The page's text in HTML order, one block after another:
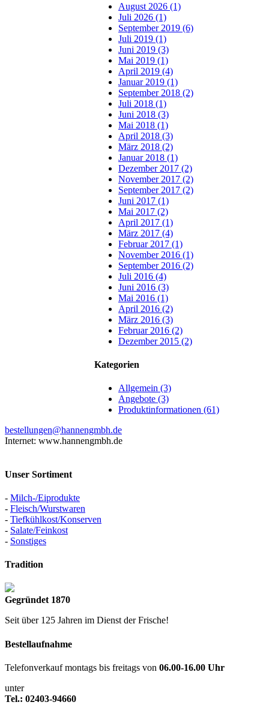
August 2026 (1)
Juli 2026 (1)
September 2019 (6)
Juli 2019 (1)
Juni 2019 (3)
Mai 2019 (1)
April 2019 (4)
Januar 2019 (1)
September 2018 (2)
Juli 2018 (1)
Juni 2018 (3)
Mai 2018 (1)
April 2018 (3)
März 2018 (2)
Januar 2018 (1)
Dezember 2017 (2)
November 2017 (2)
September 2017 (2)
Juni 2017 (1)
Mai 2017 (2)
April 2017 (1)
März 2017 (4)
Februar 2017 (1)
November 2016 (1)
September 2016 (2)
Juli 2016 (4)
Juni 2016 (3)
Mai 2016 (1)
April 2016 (2)
März 2016 (3)
Februar 2016 (2)
Dezember 2015 (2)
Kategorien
Allgemein (3)
Angebote (3)
Produktinformationen (61)
bestellungen@hannengmbh.de
Internet: www.hannengmbh.de
Unser Sortiment
- Milch-/Eiprodukte
- Fleisch/Wurstwaren
- Tiefkühlkost/Konserven
- Salate/Feinkost
- Sonstiges
Tradition
Gegründet 1870
Seit über 125 Jahren im Dienst der Frische!
Bestellaufnahme
Telefonverkauf montags bis freitags von 06.00-16.00 Uhr
unter
Tel.: 02403-94660